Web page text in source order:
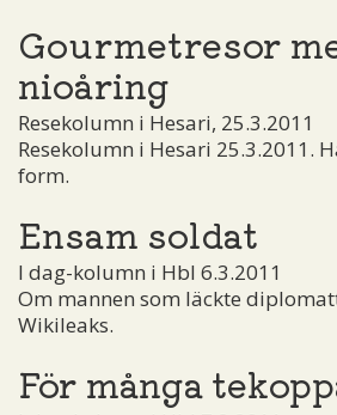
Gourmetresor
nioåring
Resekolumn i Hesari, 25.3.2011
Resekolumn i Hesari 25.3.2011.
form.
Ensam soldat
I dag-kolumn i Hbl 6.3.2011
Om mannen som läckte
Wikileaks.
För många